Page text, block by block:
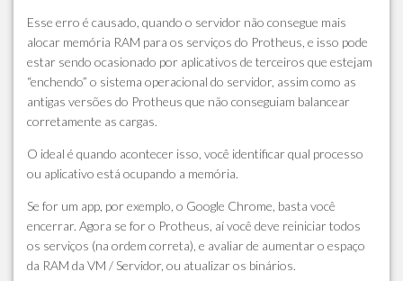
Esse erro é causado, quando o servidor não consegue mais
alocar memória RAM para os serviços do Protheus, e isso pode
estar sendo ocasionado por aplicativos de terceiros que estejam
“enchendo” o sistema operacional do servidor, assim como as
antigas versões do Protheus que não conseguiam balancear
corretamente as cargas.
O ideal é quando acontecer isso, você identificar qual processo
ou aplicativo está ocupando a memória.
Se for um app, por exemplo, o Google Chrome, basta você
encerrar. Agora se for o Protheus, aí você deve reiniciar todos
os serviços (na ordem correta), e avaliar de aumentar o espaço
da RAM da VM / Servidor, ou atualizar os binários.